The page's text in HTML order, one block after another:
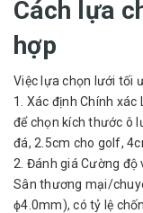
Cách lựa
hợp
Việc lựa chọn lưới tối
1. Xác định Chính
để chọn kích thước ô
đá, 2.5cm cho golf,
2. Đánh giá Cường độ
Sân thương mại/
ϕ4.0mm), có tỷ lệ